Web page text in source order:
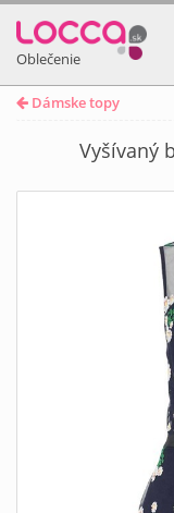
Oblečenie
Dámske topy
Vyšívaný